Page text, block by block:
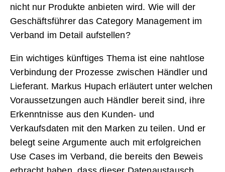
nicht nur Produkte anbieten wird. Wie will der
Geschäftsführer das Category Management im
Verband im Detail aufstellen?
Ein wichtiges künftiges Thema ist eine nahtlose
Verbindung der Prozesse zwischen Händler und
Lieferant. Markus Hupach erläutert unter welchen
Voraussetzungen auch Händler bereit sind, ihre
Erkenntnisse aus den Kunden- und
Verkaufsdaten mit den Marken zu teilen. Und er
belegt seine Argumente auch mit erfolgreichen
Use Cases im Verband, die bereits den Beweis